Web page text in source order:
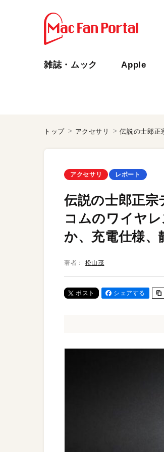
雑誌・ムック Apple
トップ アクセサリ
アクセサリ レポート
伝説の士郎正
コムのワイヤ
か、充電仕様、
著者： 松山茂
ポスト シェアする